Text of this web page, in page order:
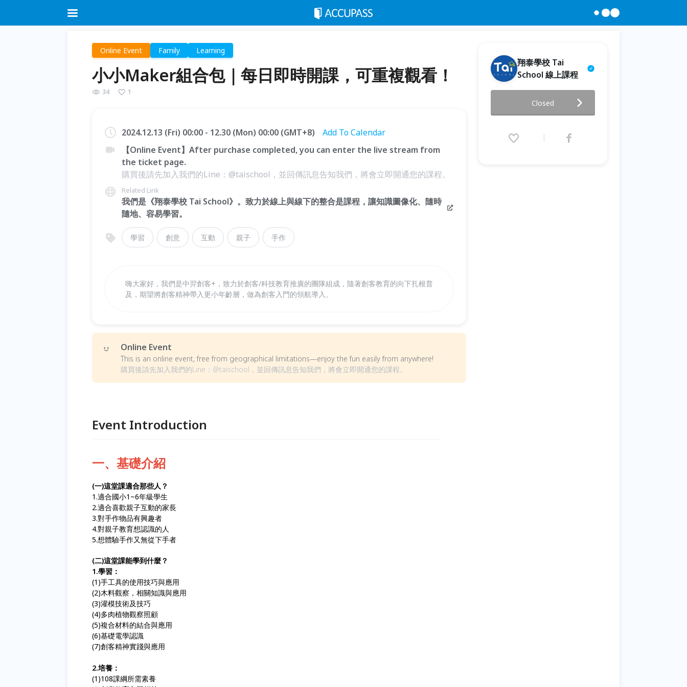
Online Event Family Learning
小小Maker組合包｜每日即時開課，可重複觀看！
34 1
2024.12.13 (Fri) 00:00 - 12.30 (Mon) 00:00 (GMT+8)
Add To Calendar
【Online Event】After purchase completed, you can enter the live stream from
the ticket page.
購買後請先加入我們的Line：@taischool，並回傳訊息告知我們，將會立即開通您的課程。
Related Link
我們是《翔泰學校 Tai School》。致力於線上與線下的整合是課程，讓知識圖像化、隨時
隨地、容易學習。
學習 創意 互動 親子 手作
嗨大家好，我們是中羿創客+，致力於創客/科技教育推廣的團隊組成，隨著創客教育的向下扎根普
及，期望將創客精神帶入更小年齡層，做為創客入門的領航導入。
Online Event
This is an online event, free from geographical limitations—enjoy the fun easily from anywhere!
購買後請先加入我們的Line：@taischool，並回傳訊息告知我們，將會立即開通您的課程。
Event Introduction
一、基礎介紹
(一)這堂課適合那些人？
1.適合國小1~6年級學生
2.適合喜歡親子互動的家長
3.對手作物品有興趣者
4.對親子教育想認識的人
5.想體驗手作又無從下手者
(二)這堂課能學到什麼？
1.學習：
(1)手工具的使用技巧與應用
(2)木料觀察，相關知識與應用
(3)灌模技術及技巧
(4)多肉植物觀察照顧
(5)複合材料的結合與應用
(6)基礎電學認識
(7)創客精神實踐與應用
2.培養：
(1)108課綱所需素養
翔泰學校 Tai
School 線上課程
課，可重複觀看！
2024.12.13 (Fri) 00:00 - 12.30
Closed